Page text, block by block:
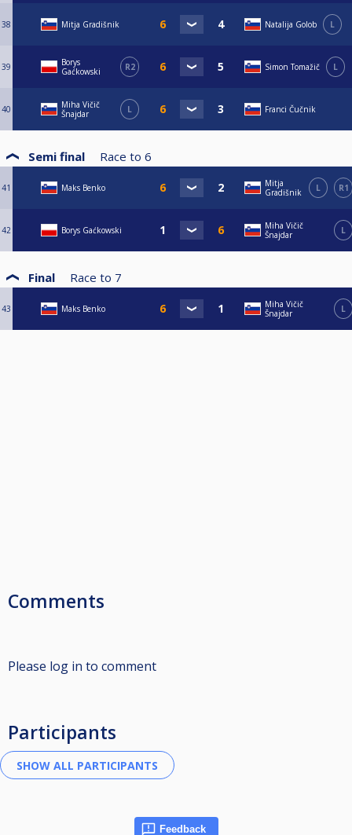
38 Mitja Gradišnik Natalija Golob L
39
Borys
Gaćkowski
R2 Simon Tomažič L
40
Miha Vičič
Šnajdar
L Franci Čučnik
Semi final Race to 6
41 Maks Benko
Mitja
Gradišnik
L R1
42 Borys Gaćkowski
Miha Vičič
Šnajdar
L
Final Race to 7
43 Maks Benko
Miha Vičič
Šnajdar
L
Comments
Please log in to comment
Participants
Feedback